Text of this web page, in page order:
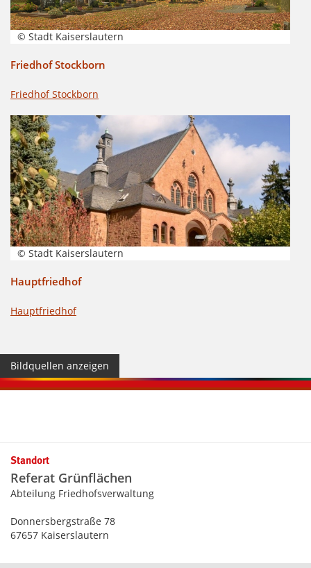
© Stadt Kaiserslautern
Friedhof Stockborn
Friedhof Stockborn
© Stadt Kaiserslautern
Hauptfriedhof
Hauptfriedhof
Bildquellen anzeigen
Kontaktinformationen und Weiterführendes
Standort
Referat Grünflächen
Abteilung Friedhofsverwaltung
Donnersbergstraße 78
67657 Kaiserslautern